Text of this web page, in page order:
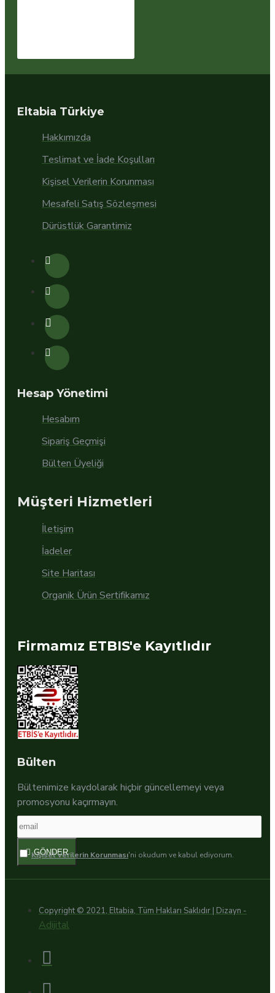
Eltabia Türkiye
Hakkımızda
Teslimat ve İade Koşulları
Kişisel Verilerin Korunması
Mesafeli Satış Sözleşmesi
Dürüstlük Garantimiz
Hesap Yönetimi
Hesabım
Sipariş Geçmişi
Bülten Üyeliği
Müşteri Hizmetleri
İletişim
İadeler
Site Haritası
Organik Ürün Sertifikamız
Firmamız ETBIS'e Kayıtlıdır
Bülten
Bültenimize kaydolarak hiçbir güncellemeyi veya
promosyonu kaçırmayın.
GÖNDER
Kişisel Verilerin Korunması'ni okudum ve kabul ediyorum.
Copyright © 2021, Eltabia, Tüm Hakları Saklıdır | Dizayn -
Adijital